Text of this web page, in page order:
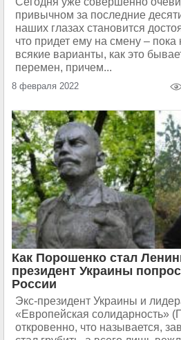
привычном за последние
наших глазах становится
что придет ему на смену –
всякие варианты, как это
перемен, причем...
8 февраля 2022
Как Порошенко стал
президент Украины
России
Экс-президент Украины и
«Европейская солидарность»
откровенно, что называется,